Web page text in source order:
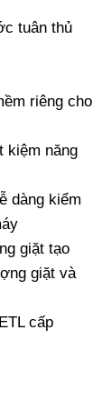
tuân thủ
riêng cho
kiệm năng
dàng kiểm
giặt tạo
giặt và
cấp